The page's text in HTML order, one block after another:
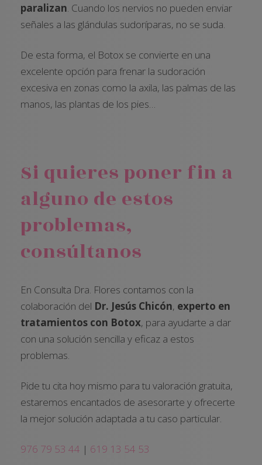
paralizan. Cuando los nervios no pueden enviar
señales a las glándulas sudoríparas, no se suda.
De esta forma, el Botox se convierte en una
excelente opción para frenar la sudoración
excesiva en zonas como la axila, las palmas de las
manos, las plantas de los pies…
Si quieres poner fin a
alguno de estos
problemas,
consúltanos
En Consulta Dra. Flores contamos con la
colaboración del Dr. Jesús Chicón, experto en
tratamientos con Botox, para ayudarte a dar
con una solución sencilla y eficaz a estos
problemas.
Pide tu cita hoy mismo para tu valoración gratuita,
estaremos encantados de asesorarte y ofrecerte
la mejor solución adaptada a tu caso particular.
976 79 53 44 | 619 13 54 53